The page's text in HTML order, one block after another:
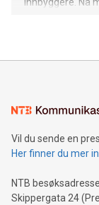
innbyggere. Nå
Vil du sende en
Her finner du mer
NTB besøksadresse
Skippergata 24